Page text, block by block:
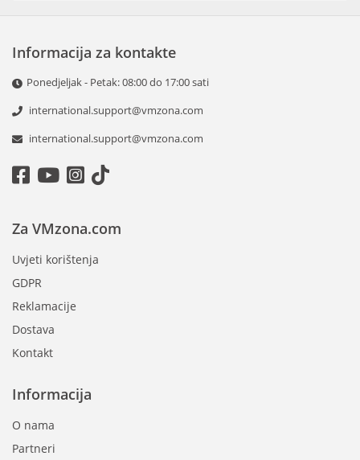
Informacija za kontakte
Ponedjeljak - Petak: 08:00 do 17:00 sati
international.support@vmzona.com
international.support@vmzona.com
Informacija
O nama
Partneri
Za VMzona.com
Uvjeti korištenja
GDPR
Reklamacije
Dostava
Kontakt